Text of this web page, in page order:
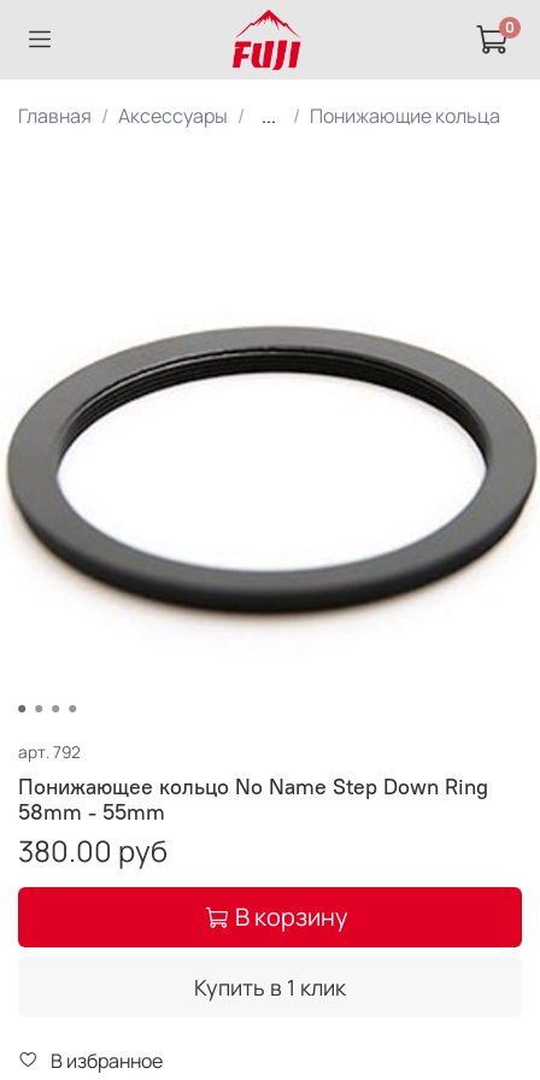
0
Главная Аксессуары ... Понижающие кольца
арт.792
Понижающее кольцо No Name Step Down Ring
58mm - 55mm
380.00 руб
В корзину
Купить в 1 клик
В избранное